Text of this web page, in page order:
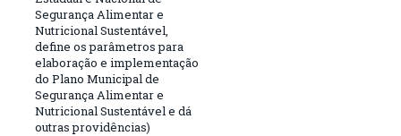
Segurança Alimentar e
Nutricional Sustentável,
define os parâmetros para
elaboração e implementação
do Plano Municipal de
Segurança Alimentar e
Nutricional Sustentável e dá
outras providências)